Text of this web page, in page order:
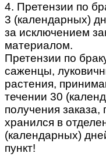
4. Претензии по
3 (календарных)
за исключением
материалом.
Претензии по
саженцы,
растения,
течении 30
получения заказа,
хранился в
(календарных)
пункт!